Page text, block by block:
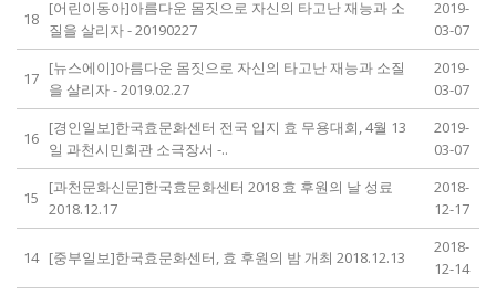
18
[어린이동아]아름다운 몸짓으로 자신의 타고난 재능과 소
질을 살리자 - 20190227
2019-
03-07
17
[뉴스에이]아름다운 몸짓으로 자신의 타고난 재능과 소질
을 살리자 - 2019.02.27
2019-
03-07
16
[경인일보]한국효문화센터 전국 입지 효 무용대회, 4월 13
일 과천시민회관 소극장서 -..
2019-
03-07
15
[과천문화신문]한국효문화센터 2018 효 후원의 날 성료
2018.12.17
2018-
12-17
14 [중부일보]한국효문화센터, 효 후원의 밤 개최 2018.12.13
2018-
12-14